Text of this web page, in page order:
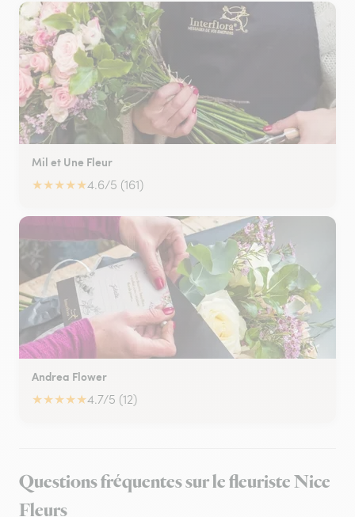
Mil et Une Fleur
★★★★★4.6/5 (161)
Andrea Flower
★★★★★4.7/5 (12)
Questions fréquentes sur le fleuriste Nice
Fleurs